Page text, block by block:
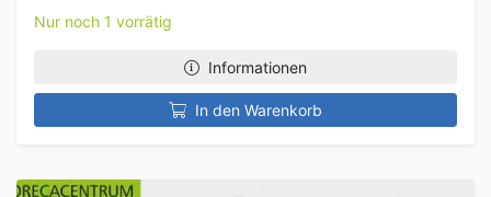
Nur noch 1 vorrätig
Informationen
In den Warenkorb